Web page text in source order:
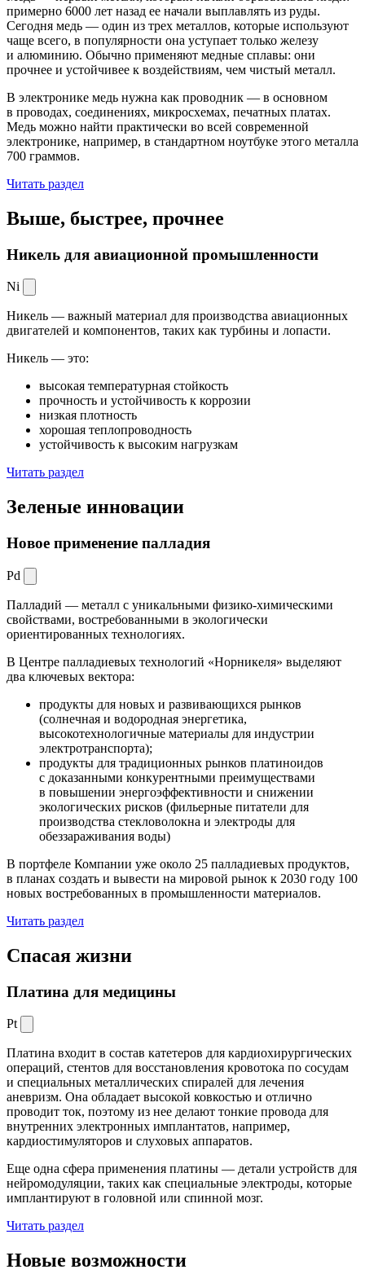
примерно 6000 лет назад ее начали выплавлять из руды.
Сегодня медь — один из трех металлов, которые используют
чаще всего, в популярности она уступает только железу
и алюминию. Обычно применяют медные сплавы: они
прочнее и устойчивее к воздействиям, чем чистый металл.
В электронике медь нужна как проводник — в основном
в проводах, соединениях, микросхемах, печатных платах.
Медь можно найти практически во всей современной
электронике, например, в стандартном ноутбуке этого металла
700 граммов.
Читать раздел
Выше, быстрее, прочнее
Никель для авиационной промышленности
Ni
Никель — важный материал для производства авиационных
двигателей и компонентов, таких как турбины и лопасти.
Никель — это:
высокая температурная стойкость
прочность и устойчивость к коррозии
низкая плотность
хорошая теплопроводность
устойчивость к высоким нагрузкам
Читать раздел
Зеленые инновации
Новое применение палладия
Pd
Палладий — металл с уникальными физико-химическими
свойствами, востребованными в экологически
ориентированных технологиях.
В Центре палладиевых технологий «Норникеля» выделяют
два ключевых вектора:
продукты для новых и развивающихся рынков
(солнечная и водородная энергетика,
высокотехнологичные материалы для индустрии
электротранспорта);
продукты для традиционных рынков платиноидов
с доказанными конкурентными преимуществами
в повышении энергоэффективности и снижении
экологических рисков (фильерные питатели для
производства стекловолокна и электроды для
обеззараживания воды)
В портфеле Компании уже около 25 палладиевых продуктов,
в планах создать и вывести на мировой рынок к 2030 году 100
новых востребованных в промышленности материалов.
Читать раздел
Спасая жизни
Платина для медицины
Pt
Платина входит в состав катетеров для кардиохирургических
операций, стентов для восстановления кровотока по сосудам
и специальных металлических спиралей для лечения
аневризм. Она обладает высокой ковкостью и отлично
проводит ток, поэтому из нее делают тонкие провода для
внутренних электронных имплантатов, например,
кардиостимуляторов и слуховых аппаратов.
Еще одна сфера применения платины — детали устройств для
нейромодуляции, таких как специальные электроды, которые
имплантируют в головной или спинной мозг.
Читать раздел
Новые возможности